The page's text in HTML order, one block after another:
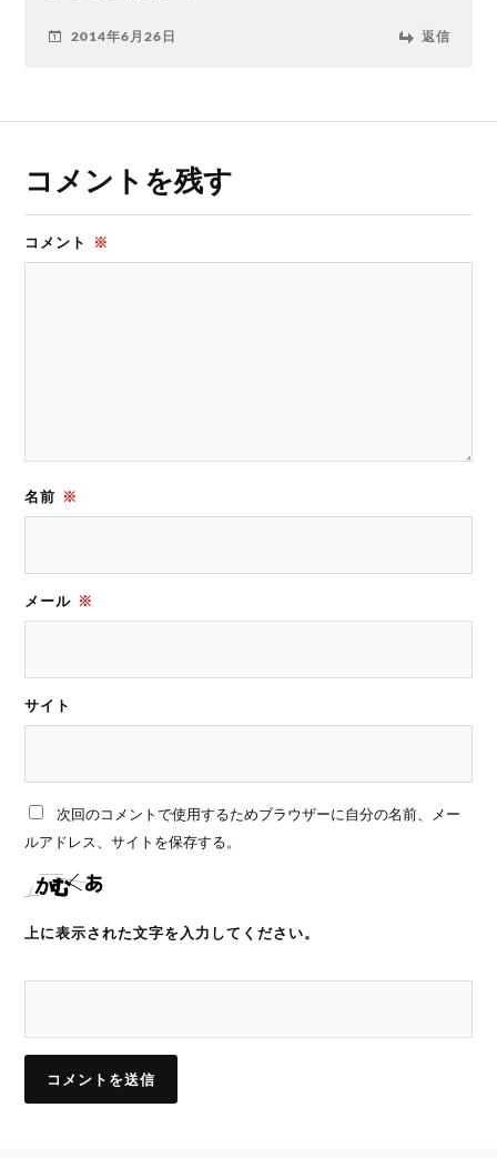
2014年6月26日 返信
コメントを残す
コメント ※
名前 ※
メール ※
サイト
次回のコメントで使用するためブラウザーに自分の名前、メー
ルアドレス、サイトを保存する。
上に表示された文字を入力してください。